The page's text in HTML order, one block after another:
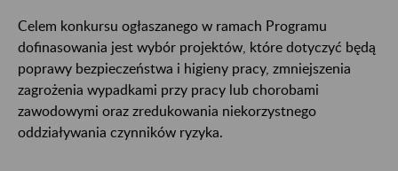
Celem konkursu ogłaszanego w ramach Programu
dofinasowania jest wybór projektów, które dotyczyć będą
poprawy bezpieczeństwa i higieny pracy, zmniejszenia
zagrożenia wypadkami przy pracy lub chorobami
zawodowymi oraz zredukowania niekorzystnego
oddziaływania czynników ryzyka.